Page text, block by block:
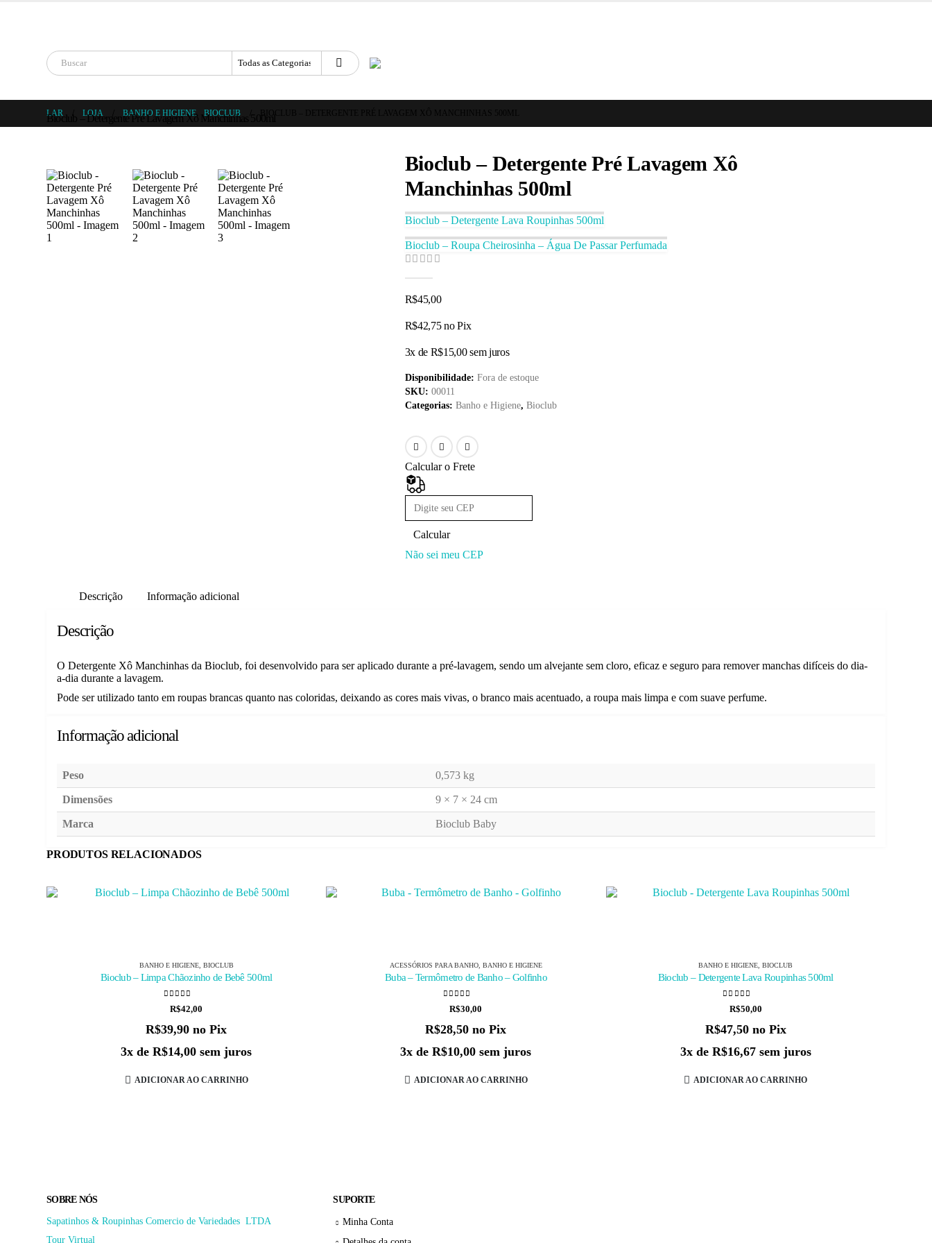
LAR LOJA BANHO E HIGIENE BIOCLUB
Bioclub – Detergente Pré Lavagem Xô Manchinhas 500ml
Bioclub – Detergente Pré Lavagem Xô
Manchinhas 500ml
Bioclub – Detergente Lava Roupinhas 500ml
Bioclub – Roupa Cheirosinha – Água De Passar Perfumada
R$45,00
R$42,75 no Pix
3x de R$15,00 sem juros
Disponibilidade: Fora de estoque
SKU: 00011
Categorias: Banho e Higiene, Bioclub
Calcular o Frete
Calcular
Não sei meu CEP
Descrição Informação adicional
Descrição
O Detergente Xô Manchinhas da Bioclub, foi desenvolvido para ser aplicado durante a pré-lavagem, sendo um alvejante sem cloro, eficaz e seguro para remover manchas difíceis do dia-
a-dia durante a lavagem.
Pode ser utilizado tanto em roupas brancas quanto nas coloridas, deixando as cores mais vivas, o branco mais acentuado, a roupa mais limpa e com suave perfume.
Informação adicional
Peso 0,573 kg
Dimensões 9 × 7 × 24 cm
Marca Bioclub Baby
PRODUTOS RELACIONADOS
BANHO E HIGIENE, BIOCLUB
Bioclub – Limpa Chãozinho de Bebê 500ml
de 5
R$42,00
R$39,90 no Pix
3x deR$14,00 sem juros
ADICIONAR AO CARRINHO
ACESSÓRIOS PARA BANHO, BANHO E HIGIENE
Buba – Termômetro de Banho – Golfinho
de 5
R$30,00
R$28,50 no Pix
3x deR$10,00 sem juros
ADICIONAR AO CARRINHO
BANHO E HIGIENE ,BIOCLUB
Bioclub – Detergente Lava Roupinhas 500ml
de 5
R$50,00
R$47,50 no Pix
3x de R$16,67 sem juros
ADICIONAR AO CARRINHO
SOBRE NÓS
Sapatinhos & Roupinhas Comercio de Variedades LTDA
Tour Virtual
SUPORTE
Minha Conta